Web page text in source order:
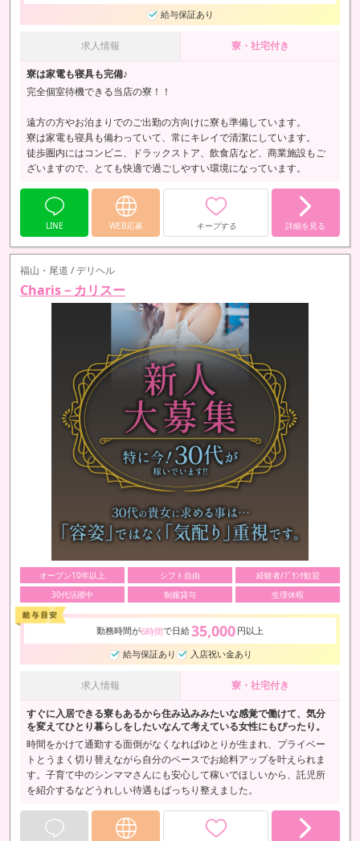
給与保証あり
求人情報 寮・社宅付き
寮は家電も寝具も完備♪
完全個室待機できる当店の寮！！
遠方の方やお泊まりでのご出勤の方向けに寮も準備しています。
寮は家電も寝具も備わっていて、常にキレイで清潔にしています。
徒歩圏内にはコンビニ、ドラックストア、飲食店など、商業施設もご
ざいますので、とても快適で過ごしやすい環境になっています。
LINE WEB応募 キープする 詳細を見る
福山・尾道 / デリヘル
Charis－カリスー
オープン10年以上 シフト自由
経験者/ﾌﾞﾗﾝｸ歓迎
30代活躍中
制服貸与 生理休暇
勤務時間が6時間で日給35,000 円以上
給与保証あり
入店祝い金あり
求人情報 寮・社宅付き
すぐに入居できる寮もあるから住み込みみたいな感覚で働けて、気分
を変えてひとり暮らしをしたいなんて考えている女性にもぴったり。
時間をかけて通勤する面倒がなくなればゆとりが生まれ、プライベー
トとうまく切り替えながら自分のペースでお給料アップを叶えられま
す。子育て中のシンママさんにも安心して稼いでほしいから、託児所
を紹介するなどうれしい待遇もばっちり整えました。